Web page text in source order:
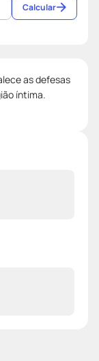
Calcular
as defesas
íntima.